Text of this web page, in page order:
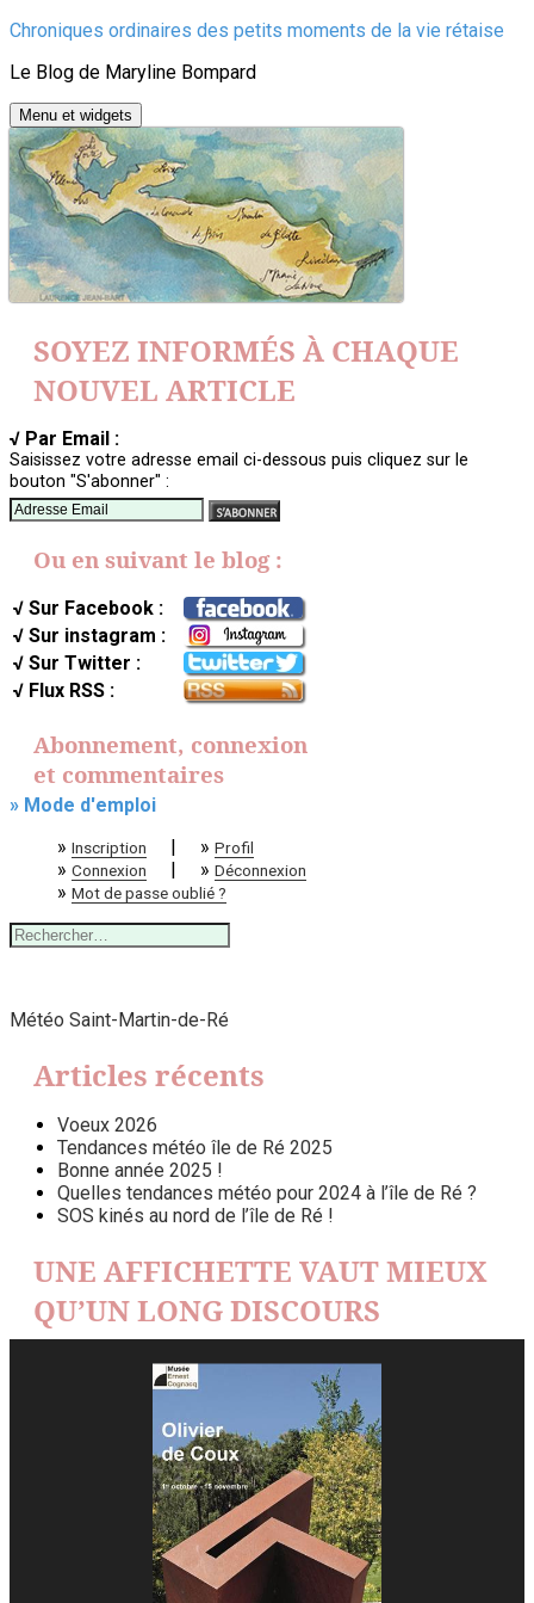
Aller
contenu
Chroniques ordinaires des petits moments de la vie rétaise
Le Blog de Maryline Bompard
Menu et widgets
SOYEZ INFORMÉS À CHAQUE
NOUVEL ARTICLE
√ Par Email :
Saisissez votre adresse email ci-dessous puis cliquez sur le
bouton "S'abonner" :
Ou en suivant le blog :
√ Sur Facebook :
√ Sur instagram :
√ Sur Twitter :
√ Flux RSS :
Abonnement, connexion
et commentaires
» Mode d'emploi
» Inscription | » Profil
» Connexion | » Déconnexion
» Mot de passe oublié ?
Rechercher :
Météo Saint-Martin-de-Ré
Articles récents
Voeux 2026
Tendances météo île de Ré 2025
Bonne année 2025 !
Quelles tendances météo pour 2024 à l’île de Ré ?
SOS kinés au nord de l’île de Ré !
UNE AFFICHETTE VAUT MIEUX
QU’UN LONG DISCOURS